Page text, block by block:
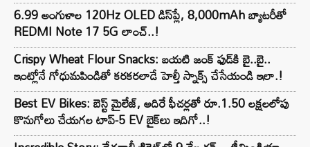
6.99 అంగుళాల 120Hz OLED డిస్‌ప్లే, 8,000mAh బ్యాటరీతో
REDMI Note 17 5G లాంచ్..!
Crispy Wheat Flour Snacks: బయటి జంక్ ఫుడ్‌కి బై..బై..
ఇంట్లోనే గోధుమపిండితో కరకరలాడే హెల్తీ స్నాక్స్ చేసేయండి ఇలా.!
Best EV Bikes: బెస్ట్ మైలేజ్, అదిరే ఫీచర్లతో రూ.1.50 లక్షలలోపు
కొనుగోలు చేయగల టాప్-5 EV బైక్‌లు ఇదిగో..!